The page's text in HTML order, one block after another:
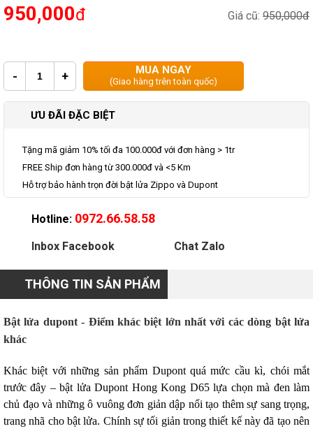
Giá cũ: 950,000đ
950,000đ
- + MUA NGAY
(Giao hàng trên toàn quốc)
ƯU ĐÃI ĐẶC BIỆT
Tặng mã giảm 10% tối đa 100.000đ với đơn hàng > 1tr
FREE Ship đơn hàng từ 300.000đ và <5 Km
Hỗ trợ bảo hành trọn đời bật lửa Zippo và Dupont
Hotline: 0972.66.58.58
Inbox Facebook Chat Zalo
THÔNG TIN SẢN PHẨM
Bật lửa dupont - Điểm khác biệt lớn nhất với các dòng bật lửa
khác
Khác biệt với những sản phẩm Dupont quá mức cầu kì, chói mắt
trước đây – bật lửa Dupont Hong Kong D65 lựa chọn mà đen làm
chủ đạo và những ô vuông đơn giản dập nổi tạo thêm sự sang trọng,
trang nhã cho bật lửa. Chính sự tối giản trong thiết kế này đã tạo nên